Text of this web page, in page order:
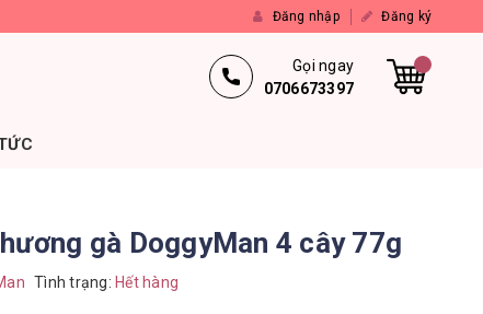
Đăng nhập Đăng ký
Gọi ngay
0706673397
gà DoggyMan 4 cây 77g
Tình trạng: Hết hàng